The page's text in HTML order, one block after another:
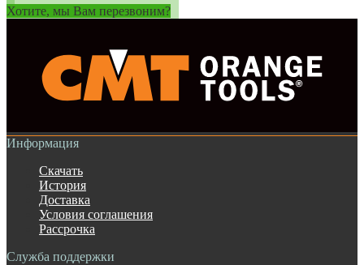
Хотите, мы Вам перезвоним?
Информация
Скачать
История
Доставка
Условия соглашения
Рассрочка
Служба поддержки